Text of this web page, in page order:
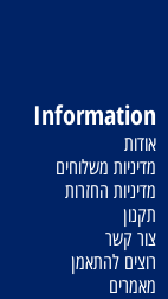
Information
אודות
מדיניות משלוחים
מדיניות החזרות
תקנון
צור קשר
רוצים להתאמן
מאמרים